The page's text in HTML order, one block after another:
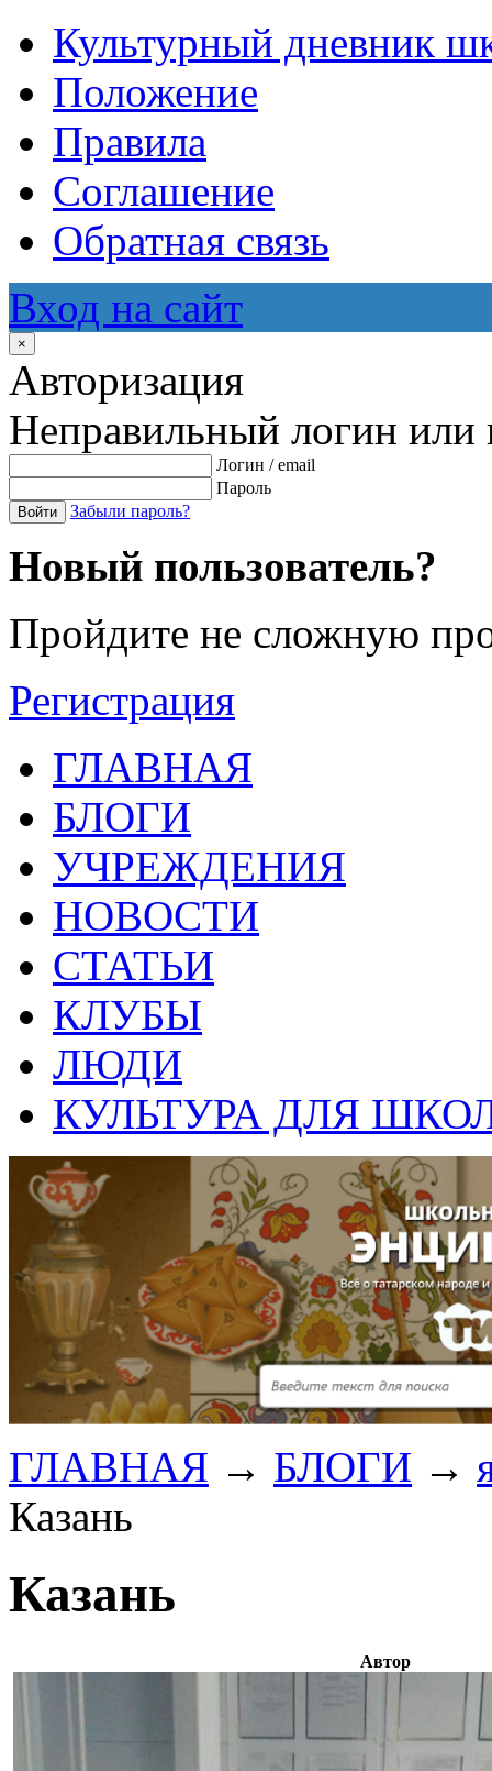
Культурный дневник
Положение
Правила
Соглашение
Обратная связь
Вход на сайт
×
Авторизация
Неправильный логин или
Логин / email
Пароль
Войти Забыли пароль?
Новый пользователь?
Пройдите не сложную
Регистрация
ГЛАВНАЯ
БЛОГИ
УЧРЕЖДЕНИЯ
НОВОСТИ
СТАТЬИ
КЛУБЫ
ЛЮДИ
КУЛЬТУРА ДЛЯ
ГЛАВНАЯ → БЛОГИ →
Казань
Казань
Автор